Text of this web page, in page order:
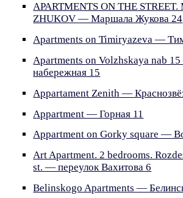
APARTMENTS ON THE
ZHUKOV — Маршала Жукова 24
Apartments on Timiryazeva —
Apartments on Volzhskaya nab
набережная 15
Appartament Zenith —
Appartment — Горная 11
Appartment on Gorky square —
Art Apartment. 2 bedrooms.
st. — переулок Вахитова 6
Belinskogo Apartments —